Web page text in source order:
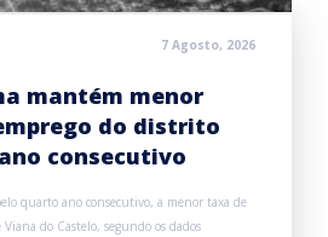
7 Agosto, 2026
mantém menor
do distrito
consecutivo
quarto ano consecutivo, a menor taxa de
do Castelo, segundo os dados